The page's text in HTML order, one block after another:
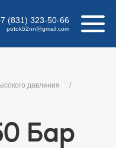
(831) 323-50-66
potok52nn@gmail.com
давления
Бар